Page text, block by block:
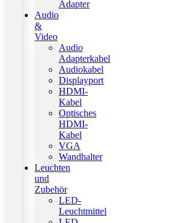
Adapter
Audio
&
Video
Audio
Adapterkabel
Audiokabel
Displayport
HDMI-
Kabel
Optisches
HDMI-
Kabel
VGA
Wandhalter
Leuchten
und
Zubehör
LED-
Leuchtmittel